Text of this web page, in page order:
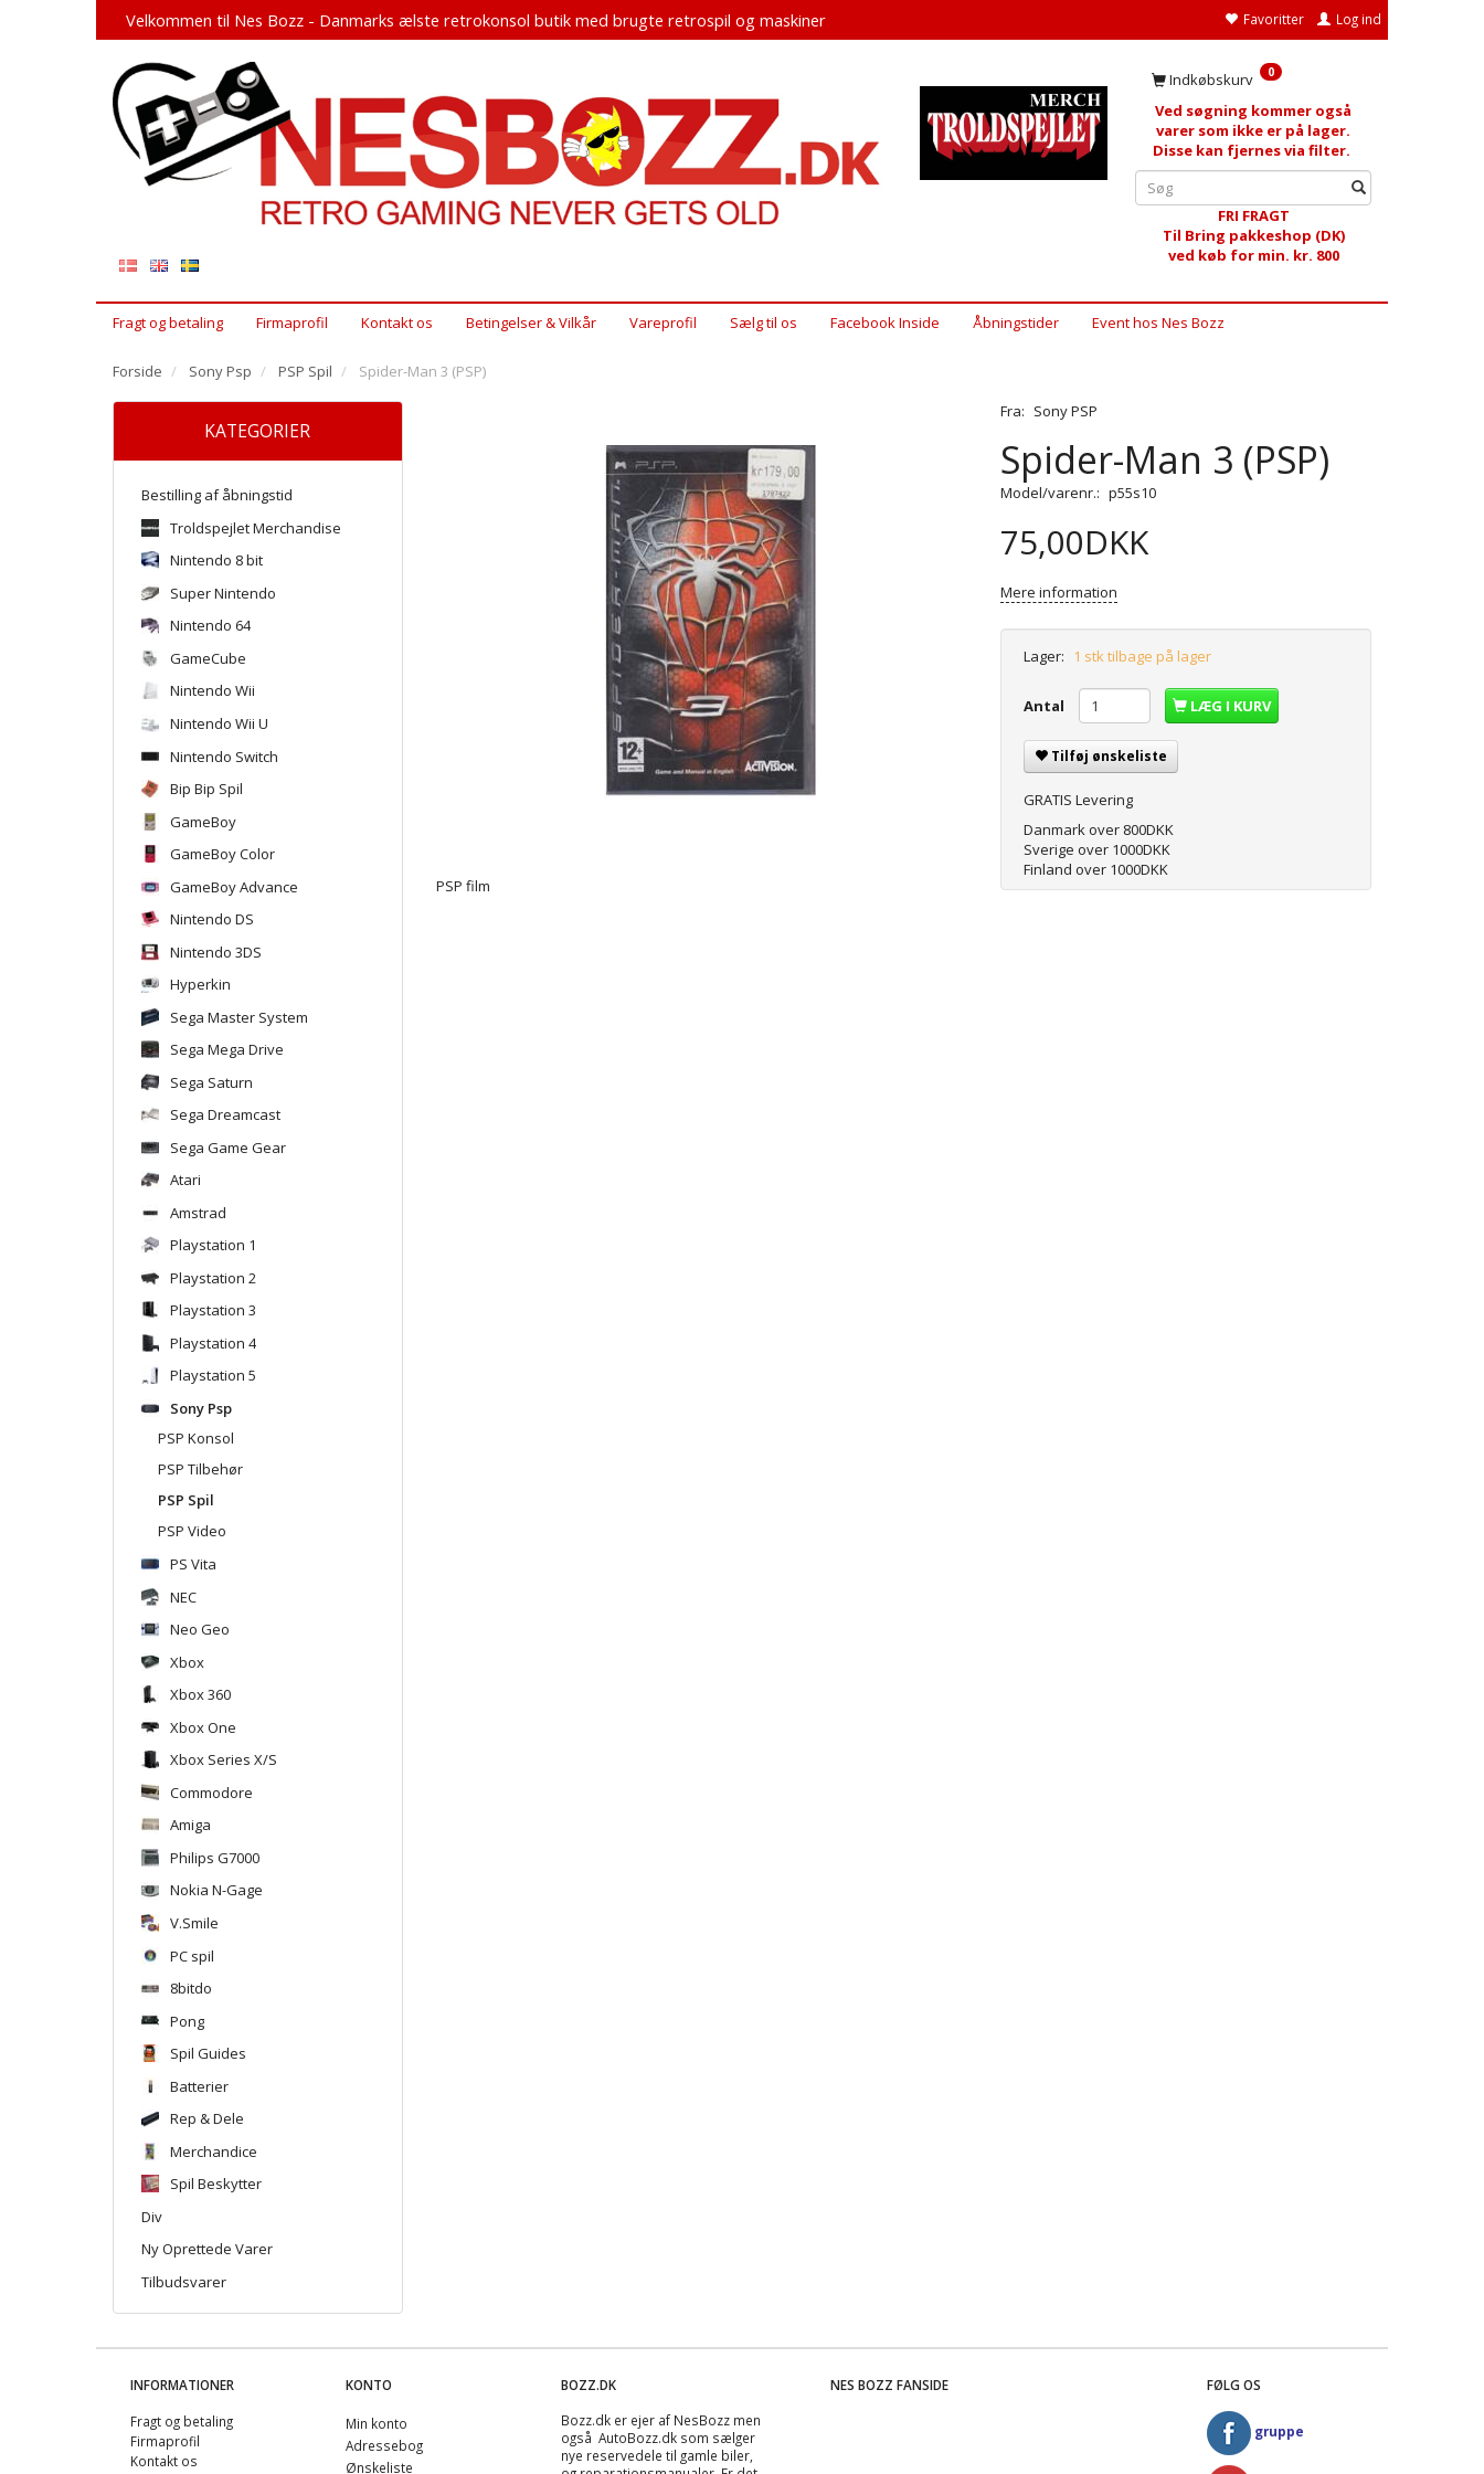
Favoritter Log ind
Velkommen til Nes Bozz - Danmarks ælste retrokonsol butik med brugte retrospil og maskiner
Indkøbskurv 0
Ved søgning kommer også
varer som ikke er på lager.
Disse kan fjernes via filter.
FRI FRAGT
Til Bring pakkeshop (DK)
ved køb for min. kr. 800
Fragt og betaling Firmaprofil Kontakt os Betingelser & Vilkår Vareprofil Sælg til os Facebook Inside Åbningstider Event hos Nes Bozz
Forside Sony Psp PSP Spil Spider-Man 3 (PSP)
KATEGORIER
Bestilling af åbningstid
Troldspejlet Merchandise
Nintendo 8 bit
Super Nintendo
Nintendo 64
GameCube
Nintendo Wii
Nintendo Wii U
Nintendo Switch
Bip Bip Spil
GameBoy
GameBoy Color
GameBoy Advance
Nintendo DS
Nintendo 3DS
Hyperkin
Sega Master System
Sega Mega Drive
Sega Saturn
Sega Dreamcast
Sega Game Gear
Atari
Amstrad
Playstation 1
Playstation 2
Playstation 3
Playstation 4
Playstation 5
Sony Psp
PSP Konsol
PSP Tilbehør
PSP Spil
PSP Video
PS Vita
NEC
Neo Geo
Xbox
Xbox 360
Xbox One
Xbox Series X/S
Commodore
Amiga
Philips G7000
Nokia N-Gage
V.Smile
PC spil
8bitdo
Pong
Spil Guides
Batterier
Rep & Dele
Merchandice
Spil Beskytter
Div
Ny Oprettede Varer
Tilbudsvarer
PSP film
Fra: Sony PSP
Spider-Man 3 (PSP)
Model/varenr.: p55s10
75,00DKK
Mere information
Lager: 1 stk tilbage på lager
Antal LÆG I KURV
Tilføj ønskeliste
GRATIS Levering
Danmark over 800DKK
Sverige over 1000DKK
Finland over 1000DKK
INFORMATIONER
Fragt og betaling
Firmaprofil
Kontakt os
KONTO
Min konto
Adressebog
Ønskeliste
BOZZ.DK
Bozz.dk er ejer af NesBozz men
også AutoBozz.dk som sælger
nye reservedele til gamle biler,
NES BOZZ FANSIDE FØLG OS
gruppe